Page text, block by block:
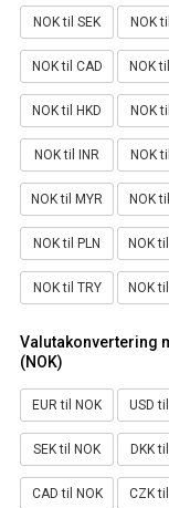
NOK til SEK NOK
NOK til CAD NOK
NOK til HKD NOK
NOK til INR NOK
NOK til MYR NOK
NOK til PLN NOK
NOK til TRY NOK
Valutakonvertering
(NOK)
EUR til NOK USD
SEK til NOK DKK
CAD til NOK CZK